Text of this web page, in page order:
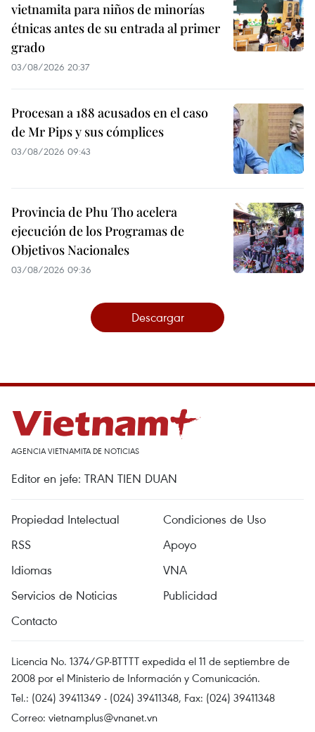
vietnamita para niños de minorías
étnicas antes de su entrada al primer
grado
03/08/2026 20:37
Procesan a 188 acusados en el caso
de Mr Pips y sus cómplices
03/08/2026 09:43
Provincia de Phu Tho acelera
ejecución de los Programas de
Objetivos Nacionales
03/08/2026 09:36
Descargar
AGENCIA VIETNAMITA DE NOTICIAS
Editor en jefe: TRAN TIEN DUAN
Propiedad Intelectual
Condiciones de Uso
RSS
Apoyo
Idiomas
VNA
Servicios de Noticias
Publicidad
Contacto
Licencia No. 1374/GP-BTTTT expedida el 11 de septiembre de
2008 por el Ministerio de Información y Comunicación.
Tel.: (024) 39411349 - (024) 39411348, Fax: (024) 39411348
Correo: vietnamplus@vnanet.vn